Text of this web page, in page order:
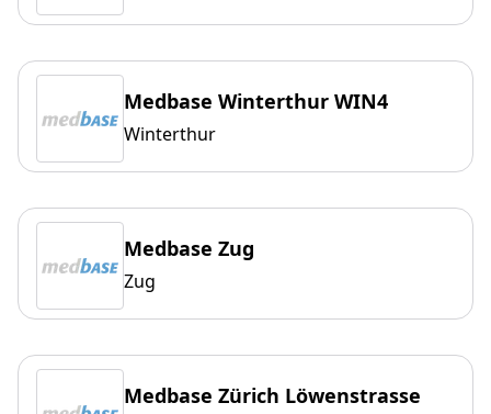
Medbase Winterthur WIN4
Winterthur
Medbase Zug
Zug
Medbase Zürich Löwenstrasse